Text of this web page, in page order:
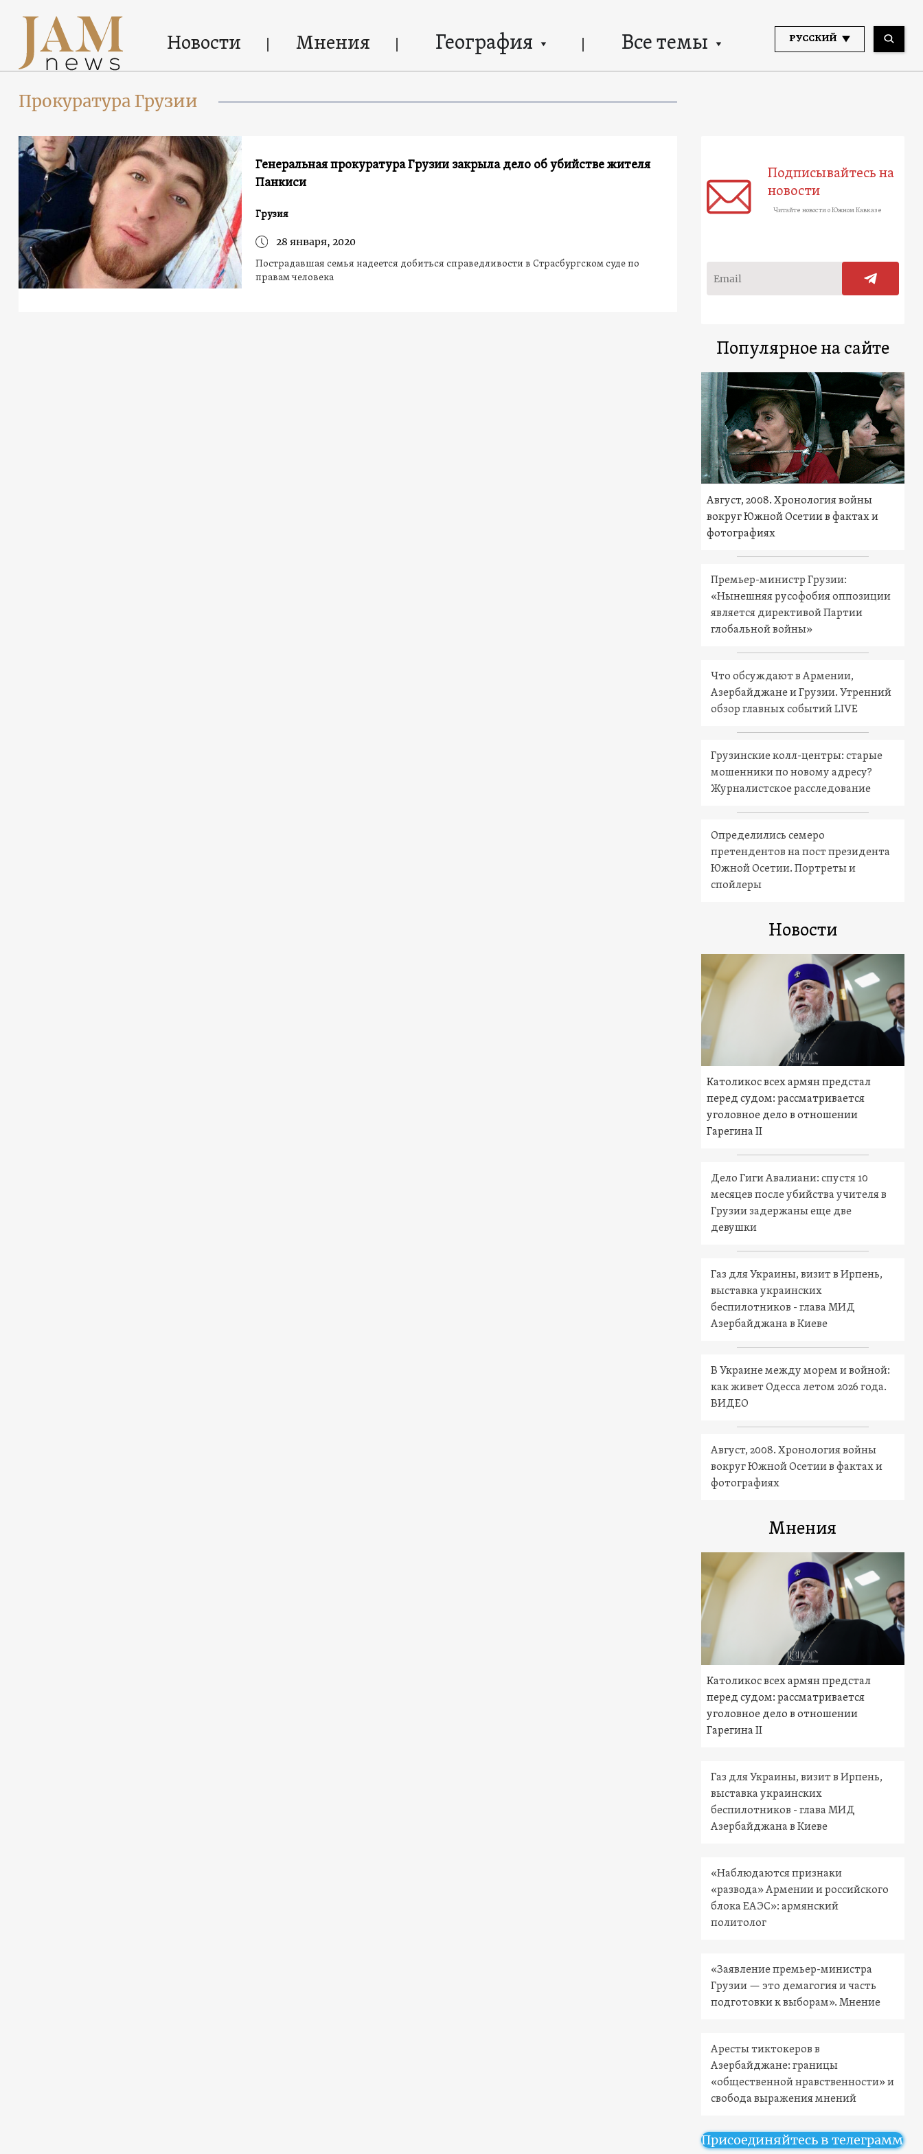
Новости Мнения География Все темы РУССКИЙ
Прокуратура Грузии
Генеральная прокуратура Грузии закрыла дело об убийстве жителя
Панкиси
Грузия
28 января, 2020
Пострадавшая семья надеется добиться справедливости в Страсбургском суде по
правам человека
Подписывайтесь на
новости
Читайте новости о Южном Кавказе
Популярное на сайте
Август, 2008. Хронология войны
вокруг Южной Осетии в фактах и
фотографиях
Премьер-министр Грузии:
«Нынешняя русофобия оппозиции
является директивой Партии
глобальной войны»
Что обсуждают в Армении,
Азербайджане и Грузии. Утренний
обзор главных событий LIVE
Грузинские колл-центры: старые
мошенники по новому адресу?
Журналистское расследование
Определились семеро
претендентов на пост президента
Южной Осетии. Портреты и
спойлеры
Новости
Католикос всех армян предстал
перед судом: рассматривается
уголовное дело в отношении
Гарегина II
Дело Гиги Авалиани: спустя 10
месяцев после убийства учителя в
Грузии задержаны еще две
девушки
Газ для Украины, визит в Ирпень,
выставка украинских
беспилотников - глава МИД
Азербайджана в Киеве
В Украине между морем и войной:
как живет Одесса летом 2026 года.
ВИДЕО
Август, 2008. Хронология войны
вокруг Южной Осетии в фактах и
фотографиях
Мнения
Католикос всех армян предстал
перед судом: рассматривается
уголовное дело в отношении
Гарегина II
Газ для Украины, визит в Ирпень,
выставка украинских
беспилотников - глава МИД
Азербайджана в Киеве
«Наблюдаются признаки
«развода» Армении и российского
блока ЕАЭС»: армянский
политолог
«Заявление премьер-министра
Грузии — это демагогия и часть
подготовки к выборам». Мнение
Аресты тиктокеров в
Азербайджане: границы
«общественной нравственности» и
свобода выражения мнений
Присоединяйтесь в телеграмм